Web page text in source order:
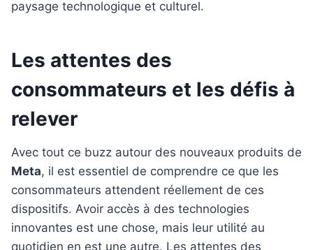
paysage technologique et culturel.
Les attentes des
consommateurs et les défis à
relever
Avec tout ce buzz autour des nouveaux produits de
Meta, il est essentiel de comprendre ce que les
consommateurs attendent réellement de ces
dispositifs. Avoir accès à des technologies
innovantes est une chose, mais leur utilité au
quotidien en est une autre. Les attentes des